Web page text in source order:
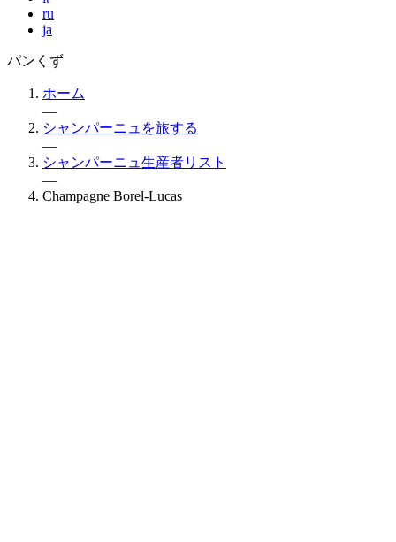
ru
ja
パンくず
ホーム
—
シャンパーニュを旅する
—
シャンパーニュ生産者リスト
—
Champagne Borel-Lucas